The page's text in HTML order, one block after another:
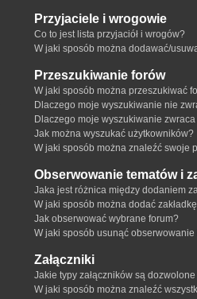
Przyjaciele i wrogowie
Co to jest lista przyjaciół i wrogów?
W jaki sposób można dodawać/
Przeszukiwanie forów
W jaki sposób można przeszukiwać
Dlaczego moje wyszukiwanie nie
Dlaczego moje wyszukiwanie
Jak można wyszukać użytkowników?
W jaki sposób można znaleźć swoje
Obserwowanie tematów i
Jaka jest różnica między dodaniem
W jaki sposób można dodać
Jak obserwować wybrane forum?
W jaki sposób usunąć obserwowanie
Załączniki
Jakie typy załączników są
W jaki sposób można znaleźć